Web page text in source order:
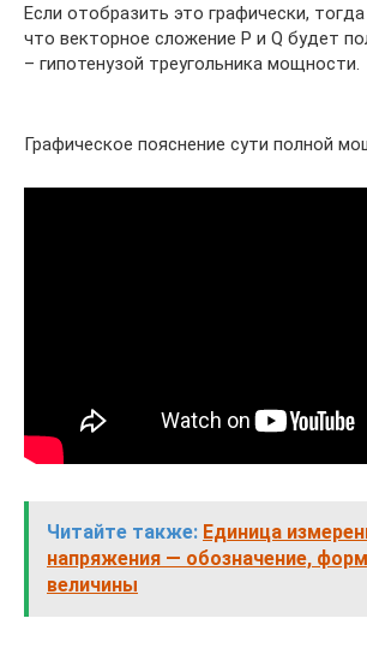
Если отобразить это графически,
что векторное сложение P и Q будет
– гипотенузой треугольника мощности.
Графическое пояснение сути полной
Читайте также: Единица
напряжения — обозначение,
величины